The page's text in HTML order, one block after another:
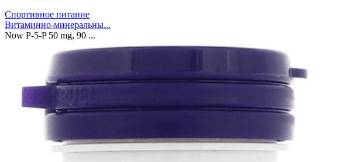
Спортивное питание
Витаминно-минеральны...
Now P-5-P 50 mg, 90 ...